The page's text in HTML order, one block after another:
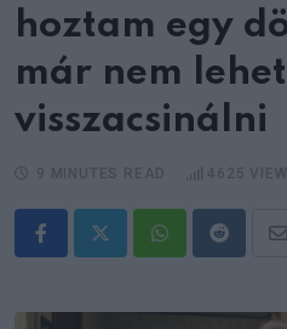
hoztam egy
már nem
visszacsinálni
WhatsappReddit